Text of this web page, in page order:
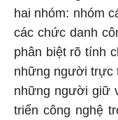
hai nhóm: nhóm
các chức danh
phân biệt rõ tính
những người trực
những người giữ
triển công nghệ